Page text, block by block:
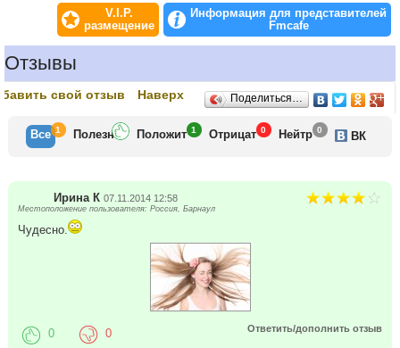
V.I.P.
размещение
Информация для представителей
Fmcafe
Отзывы
свой отзыв Наверх Поделиться…
Все 1 Полезн Положит 1 Отрицат 0 Нейтр 0 ВК
Ирина К 07.11.2014 12:58
Местоположение пользователя: Россия, Барнаул
Чудесно.
Ответить/дополнить отзыв
0 0